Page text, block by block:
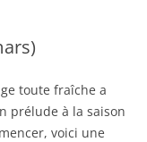
toute fraîche a
prélude à la saison
voici une